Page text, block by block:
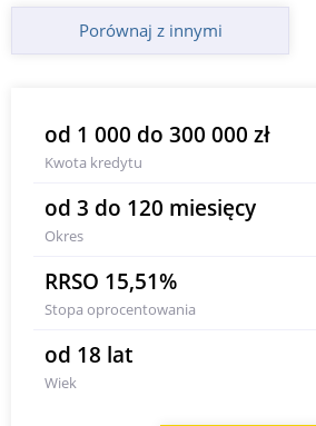
Porównaj z innymi
od 1 000 do 300 000 zł
Kwota kredytu
od 3 do 120 miesięcy
Okres
RRSO 15,51%
Stopa oprocentowania
od 18 lat
Wiek